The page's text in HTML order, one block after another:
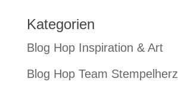
Kategorien
Blog Hop Inspiration & Art
Blog Hop Team Stempelherz